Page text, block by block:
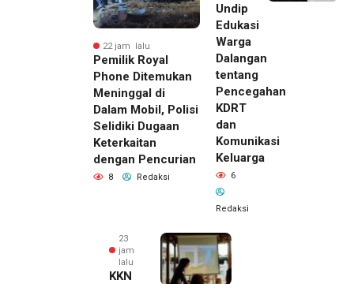
22 jam lalu
Pemilik Royal
Phone Ditemukan
Meninggal di
Dalam Mobil, Polisi
Selidiki Dugaan
Keterkaitan
dengan Pencurian
8 Redaksi
Undip
Edukasi
Warga
Dalangan
tentang
Pencegahan
KDRT
dan
Komunikasi
Keluarga
6
Redaksi
23
jam
lalu
KKN